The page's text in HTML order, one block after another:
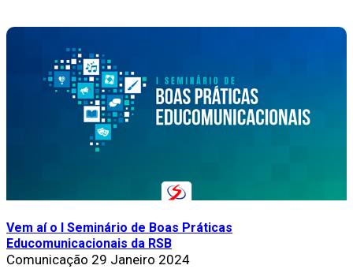
Vem aí o I Seminário de Boas Práticas
Educomunicacionais da RSB
Comunicação 29 Janeiro 2024